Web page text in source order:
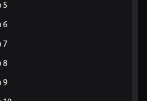
5
6
7
8
9